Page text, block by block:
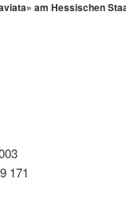
am Hessischen
171